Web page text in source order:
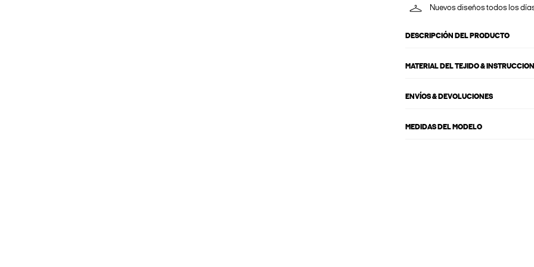
Nuevos diseños todos los
DESCRIPCIÓN DEL PRODUCTO
MATERIAL DEL TEJIDO &
ENVÍOS & DEVOLUCIONES
MEDIDAS DEL MODELO